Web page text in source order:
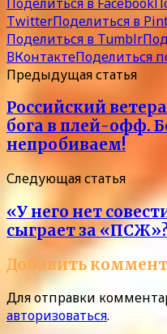
TwitterПоделиться в
Поделиться в Tumblr
ВКонтактеПоделиться
Предыдущая статья
Российский
бога в плей-офф.
непробиваем!
Следующая статья
«У него нет
сыграет за
Добавить
Для отправки
авторизоваться.